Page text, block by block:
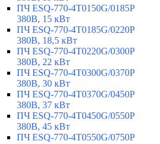
ПЧ ESQ-770-4T0150G/0185P
380В, 15 кВт
ПЧ ESQ-770-4T0185G/0220P
380В, 18,5 кВт
ПЧ ESQ-770-4T0220G/0300P
380В, 22 кВт
ПЧ ESQ-770-4T0300G/0370P
380В, 30 кВт
ПЧ ESQ-770-4T0370G/0450P
380В, 37 кВт
ПЧ ESQ-770-4T0450G/0550P
380В, 45 кВт
ПЧ ESQ-770-4T0550G/0750P